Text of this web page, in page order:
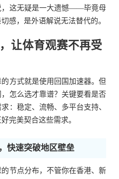
，这无疑是一大遗憾——毕竟母
感，是外语解说无法替代的。
让体育观赛不再受
方式就是使用回国加速器。但
怎么选才靠谱？关键要看是否
：稳定、流畅、多平台支持、
完美契合这些需求。
快速突破地区壁垒
节点分布，不管你在香港、新